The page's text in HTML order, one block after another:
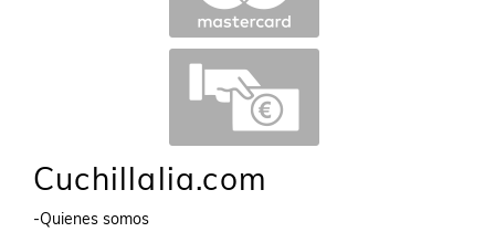
Cuchillalia.com
-Quienes somos